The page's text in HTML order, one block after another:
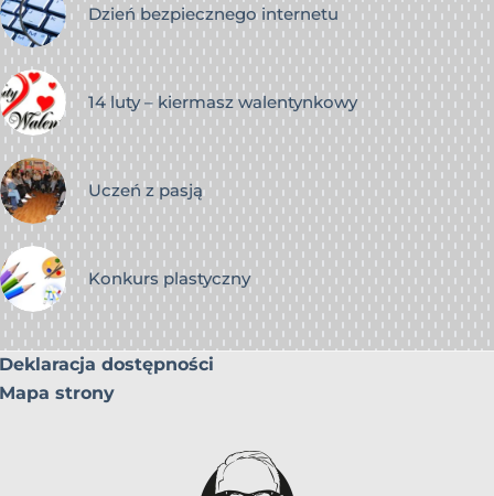
Dzień bezpiecznego internetu
14 luty – kiermasz walentynkowy
Uczeń z pasją
Konkurs plastyczny
Deklaracja dostępności
Mapa strony